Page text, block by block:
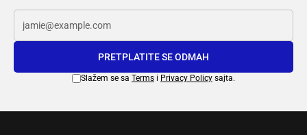
PRETPLATITE SE ODMAH
Slažem se sa Terms i Privacy Policy sajta.